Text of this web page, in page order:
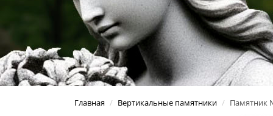
Главная / Вертикальные памятники / Памятник